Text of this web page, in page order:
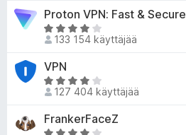
,
1
/
t
u
3
7
/
v
i
o
t
u
3
2
Proton VPN: Fast & Secure
A
r
v
o
t
133 154 käyttäjää
VPN
A
r
v
i
127 404 käyttäjää
FrankerFaceZ